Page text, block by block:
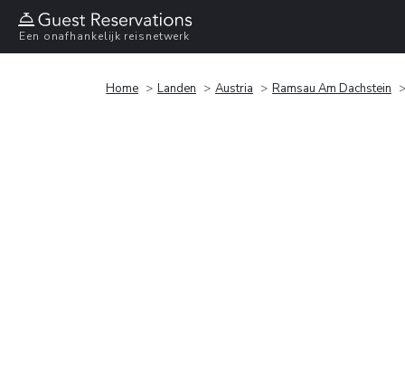
Een onafhankelijk reisnetwerk
Home Landen Austria Ramsau Am Dachstein